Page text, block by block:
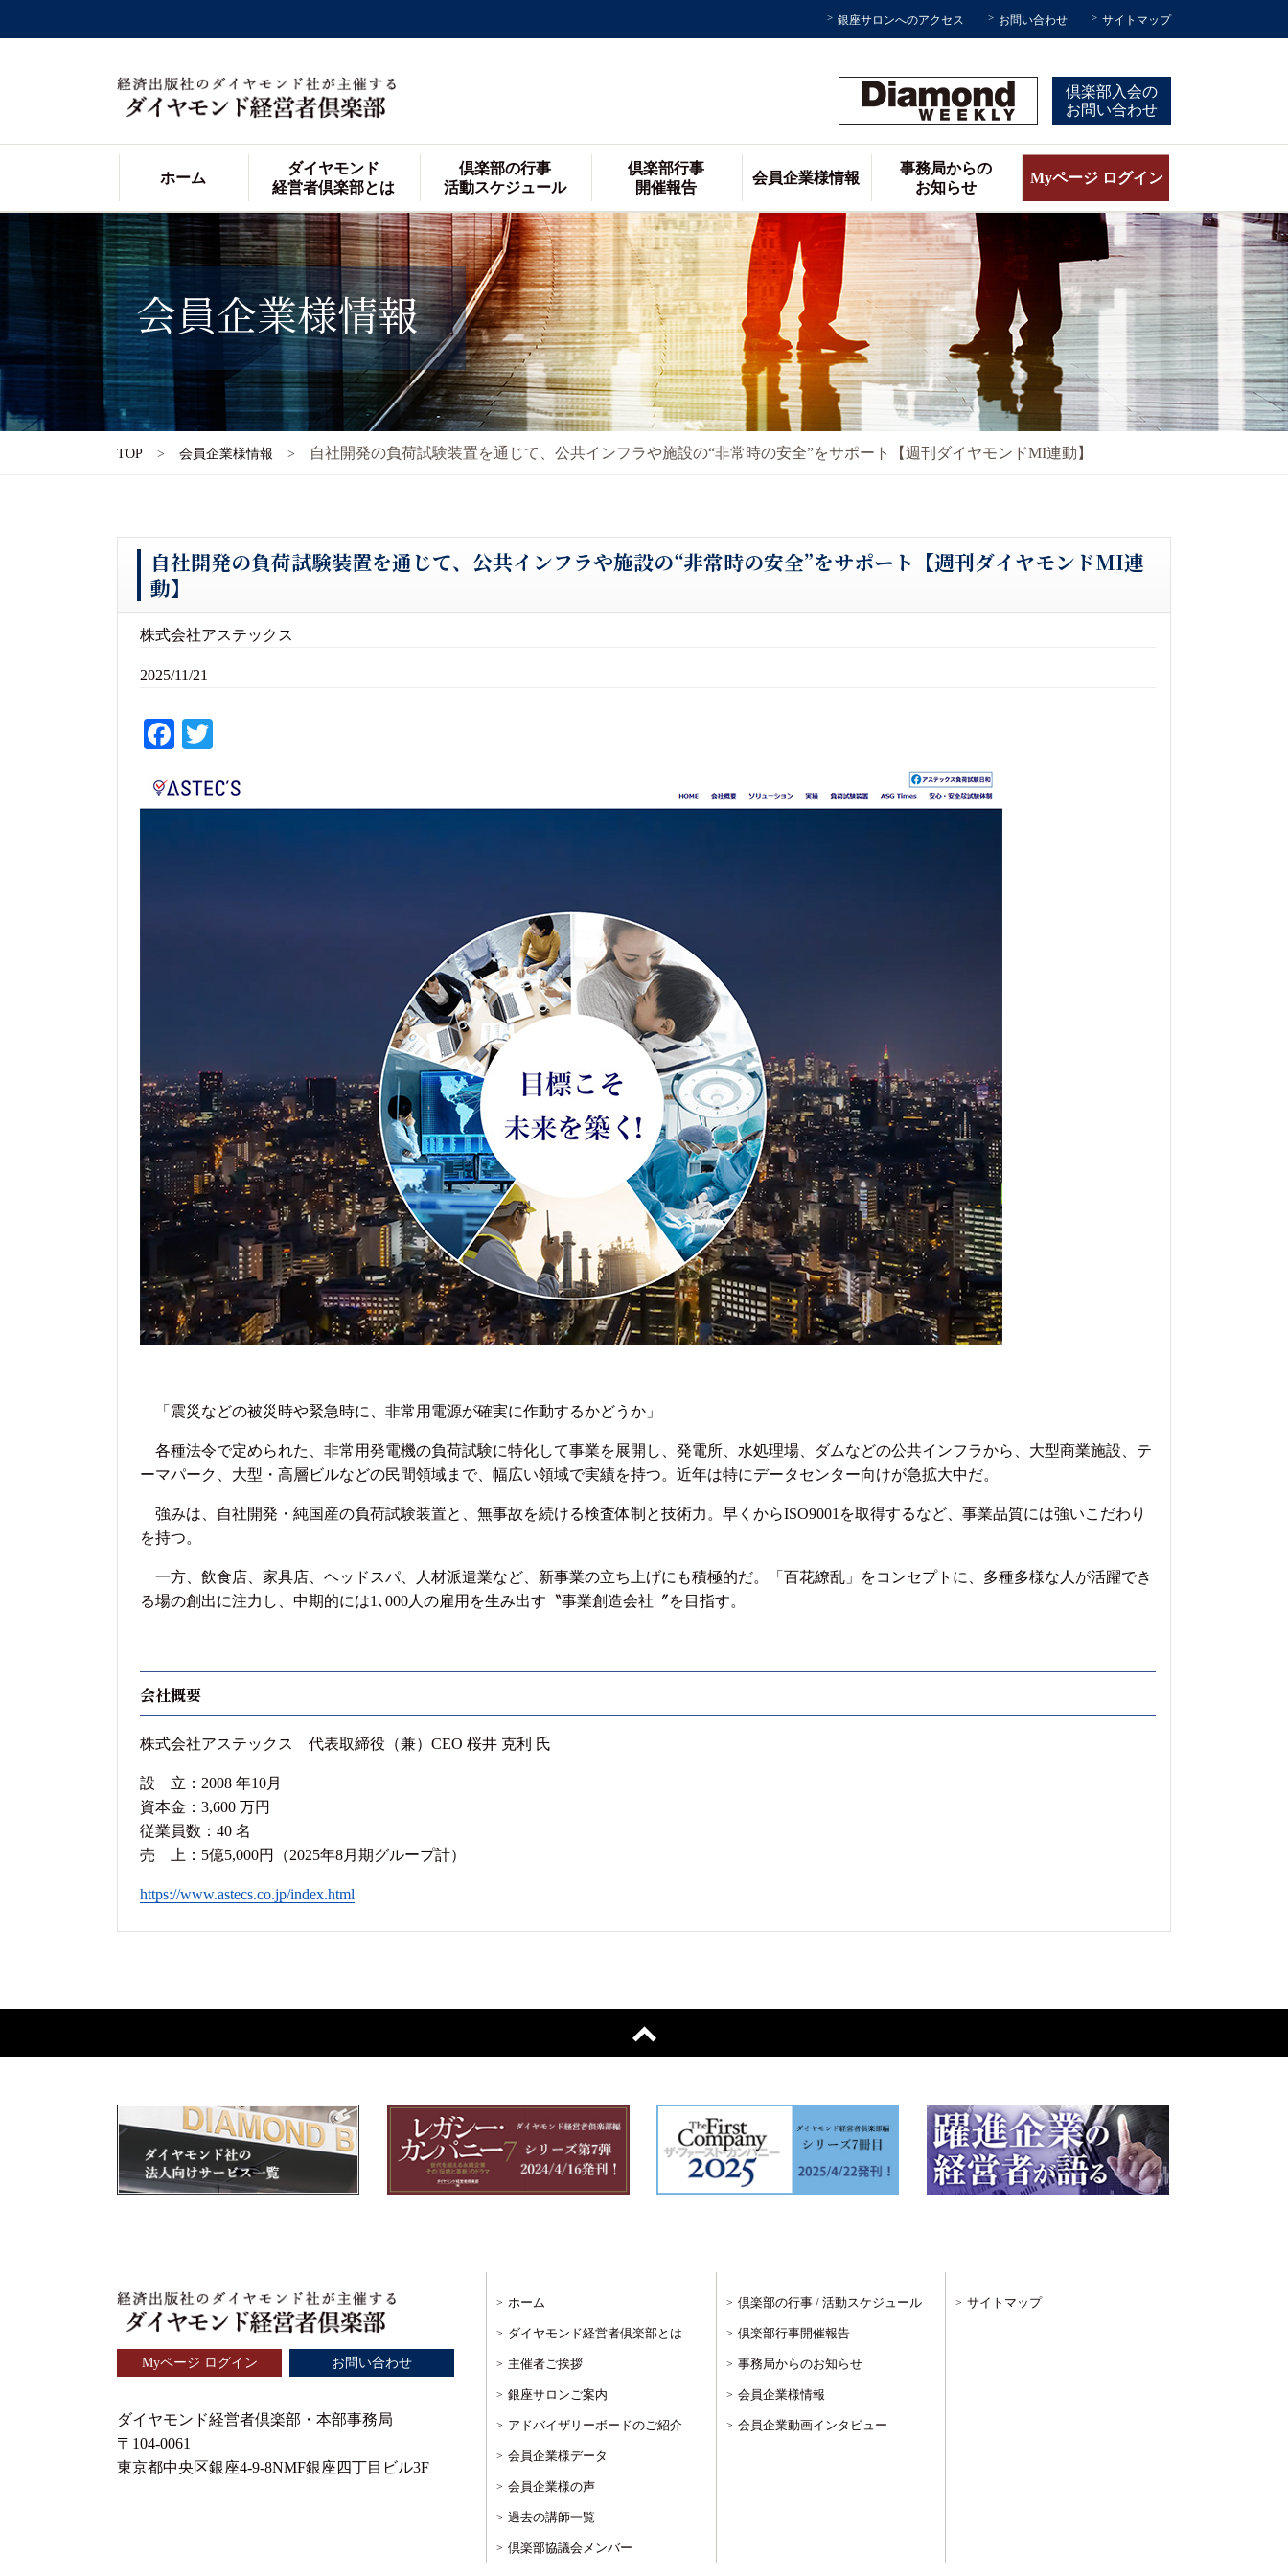
銀座サロンへのアクセス お問い合わせ サイトマップ
倶楽部入会の
お問い合わせ
ホーム
ダイヤモンド
経営者倶楽部とは
倶楽部の行事
活動スケジュール
倶楽部行事
開催報告
会員企業様情報
事務局からの
お知らせ
Myページ ログイン
会員企業様情報
TOP 会員企業様情報 自社開発の負荷試験装置を通じて、公共インフラや施設の“非常時の安全”をサポート【週刊ダイヤモンドMI連動】
自社開発の負荷試験装置を通じて、公共インフラや施設の“非常時の安全”をサポート【週刊ダイヤモンドMI連
動】
株式会社アステックス
2025/11/21
Fa
bo tte
「震災などの被災時や緊急時に、非常用電源が確実に作動するかどうか」
各種法令で定められた、非常用発電機の負荷試験に特化して事業を展開し、発電所、水処理場、ダムなどの公共インフラから、大型商業施設、テ
ーマパーク、大型・高層ビルなどの民間領域まで、幅広い領域で実績を持つ。近年は特にデータセンター向けが急拡大中だ。
強みは、自社開発・純国産の負荷試験装置と、無事故を続ける検査体制と技術力。早くからISO9001を取得するなど、事業品質には強いこだわり
を持つ。
一方、飲食店、家具店、ヘッドスパ、人材派遣業など、新事業の立ち上げにも積極的だ。「百花繚乱」をコンセプトに、多種多様な人が活躍でき
る場の創出に注力し、中期的には1､000人の雇用を生み出す〝事業創造会社〞を目指す。
会社概要
株式会社アステックス 代表取締役（兼）CEO 桜井 克利 氏
設 立：2008 年10月
資本金：3,600 万円
従業員数：40 名
売 上：5億5,000円（2025年8月期グループ計）
https://www.astecs.co.jp/index.html
Myページ ログイン お問い合わせ
ダイヤモンド経営者倶楽部・本部事務局
〒104-0061
東京都中央区銀座4-9-8NMF銀座四丁目ビル3F
ホーム
ダイヤモンド経営者倶楽部とは
主催者ご挨拶
銀座サロンご案内
アドバイザリーボードのご紹介
会員企業様データ
会員企業様の声
過去の講師一覧
倶楽部協議会メンバー
倶楽部の行事 / 活動スケジュール
倶楽部行事開催報告
事務局からのお知らせ
会員企業様情報
会員企業動画インタビュー
サイトマップ